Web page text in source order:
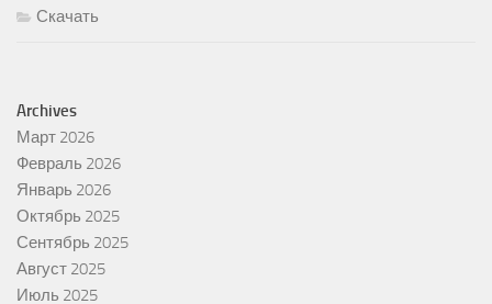
Скачать
Archives
Март 2026
Февраль 2026
Январь 2026
Октябрь 2025
Сентябрь 2025
Август 2025
Июль 2025